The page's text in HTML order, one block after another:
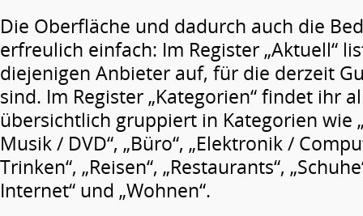
Die Oberfläche und dadurch auch die
erfreulich einfach: Im Register „Aktuell“
diejenigen Anbieter auf, für die derzeit
sind. Im Register „Kategorien“ findet ihr
übersichtlich gruppiert in Kategorien wie
Musik / DVD“, „Büro“, „Elektronik /
Trinken“, „Reisen“, „Restaurants“,
Internet“ und „Wohnen“.